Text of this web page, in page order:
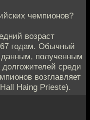
чемпионов?
возраст
годам. Обычный
полученным
среди
возглавляет
Haing Prieste).